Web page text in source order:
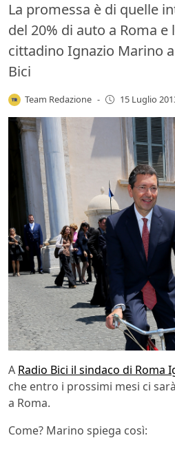
La promessa è di quelle
del 20% di auto a Roma
cittadino Ignazio Marino
Bici
Team Redazione - 15 Luglio
A Radio Bici il sindaco di Roma
che entro i prossimi mesi ci
a Roma.
Come? Marino spiega così: